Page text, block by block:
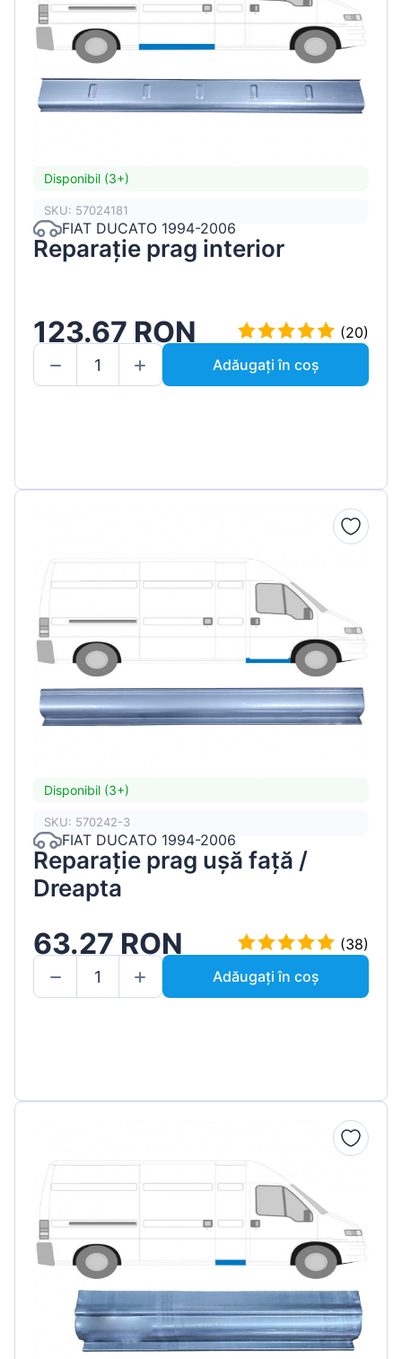
Disponibil (3+)
SKU: 57024181
FIAT DUCATO 1994-2006
Reparație prag interior
123.67 RON
(20)
Adăugați în coș
Disponibil (3+)
SKU: 570242-3
FIAT DUCATO 1994-2006
Reparație prag ușă față /
Dreapta
63.27 RON
(38)
Adăugați în coș